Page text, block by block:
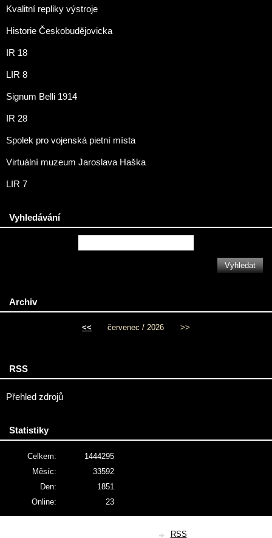
Kvalitní repliky výstroje
Historie Českobudějovicka
IR 18
LIR 8
Signum Belli 1914
IR 28
Spolek pro vojenská pietní místa
Virtuální muzeum Jaroslava Haška
LIR 7
Vyhledávání
Archiv
<< červenec / 2026 >>
RSS
Přehled zdrojů
Statistiky
Online: 23
Celkem:
1444295
Měsíc:
33592
Den:
1851
RSS